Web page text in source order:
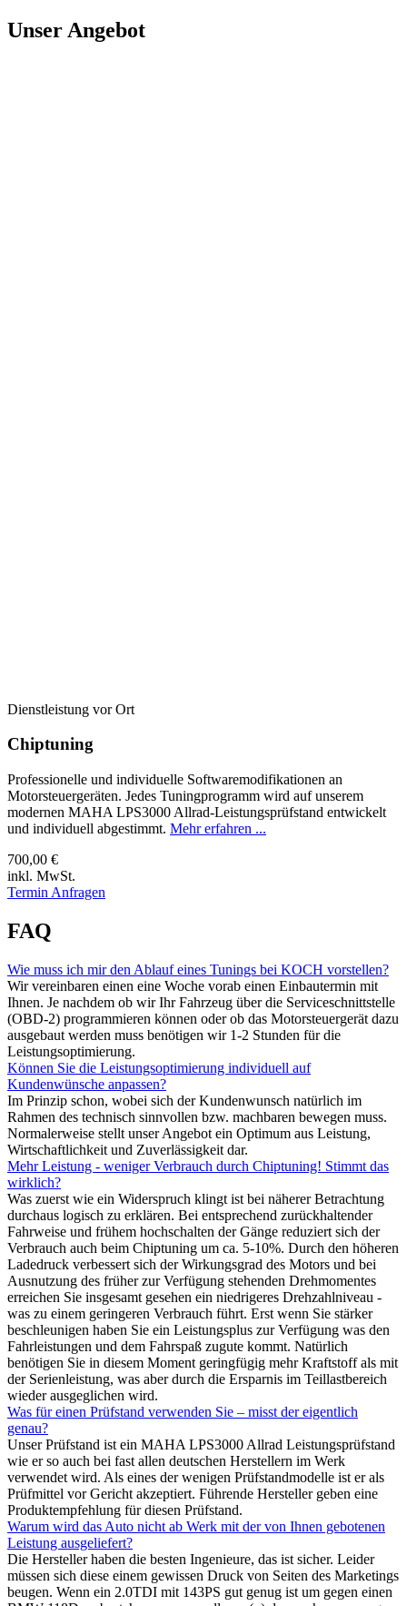
Unser Angebot
Dienstleistung vor Ort
Chiptuning
Professionelle und individuelle Softwaremodifikationen an
Motorsteuergeräten. Jedes Tuningprogramm wird auf unserem
modernen MAHA LPS3000 Allrad-Leistungsprüfstand entwickelt
und individuell abgestimmt. Mehr erfahren ...
700,00 €
inkl. MwSt.
Termin Anfragen
FAQ
Wie muss ich mir den Ablauf eines Tunings bei KOCH vorstellen?
Wir vereinbaren einen eine Woche vorab einen Einbautermin mit
Ihnen. Je nachdem ob wir Ihr Fahrzeug über die Serviceschnittstelle
(OBD-2) programmieren können oder ob das Motorsteuergerät dazu
ausgebaut werden muss benötigen wir 1-2 Stunden für die
Leistungsoptimierung.
Können Sie die Leistungsoptimierung individuell auf
Kundenwünsche anpassen?
Im Prinzip schon, wobei sich der Kundenwunsch natürlich im
Rahmen des technisch sinnvollen bzw. machbaren bewegen muss.
Normalerweise stellt unser Angebot ein Optimum aus Leistung,
Wirtschaftlichkeit und Zuverlässigkeit dar.
Mehr Leistung - weniger Verbrauch durch Chiptuning! Stimmt das
wirklich?
Was zuerst wie ein Widerspruch klingt ist bei näherer Betrachtung
durchaus logisch zu erklären. Bei entsprechend zurückhaltender
Fahrweise und frühem hochschalten der Gänge reduziert sich der
Verbrauch auch beim Chiptuning um ca. 5-10%. Durch den höheren
Ladedruck verbessert sich der Wirkungsgrad des Motors und bei
Ausnutzung des früher zur Verfügung stehenden Drehmomentes
erreichen Sie insgesamt gesehen ein niedrigeres Drehzahlniveau -
was zu einem geringeren Verbrauch führt. Erst wenn Sie stärker
beschleunigen haben Sie ein Leistungsplus zur Verfügung was den
Fahrleistungen und dem Fahrspaß zugute kommt. Natürlich
benötigen Sie in diesem Moment geringfügig mehr Kraftstoff als mit
der Serienleistung, was aber durch die Ersparnis im Teillastbereich
wieder ausgeglichen wird.
Was für einen Prüfstand verwenden Sie – misst der eigentlich
genau?
Unser Prüfstand ist ein MAHA LPS3000 Allrad Leistungsprüfstand
wie er so auch bei fast allen deutschen Herstellern im Werk
verwendet wird. Als eines der wenigen Prüfstandmodelle ist er als
Prüfmittel vor Gericht akzeptiert. Führende Hersteller geben eine
Produktempfehlung für diesen Prüfstand.
Warum wird das Auto nicht ab Werk mit der von Ihnen gebotenen
Leistung ausgeliefert?
Die Hersteller haben die besten Ingenieure, das ist sicher. Leider
müssen sich diese einem gewissen Druck von Seiten des Marketings
beugen. Wenn ein 2.0TDI mit 143PS gut genug ist um gegen einen